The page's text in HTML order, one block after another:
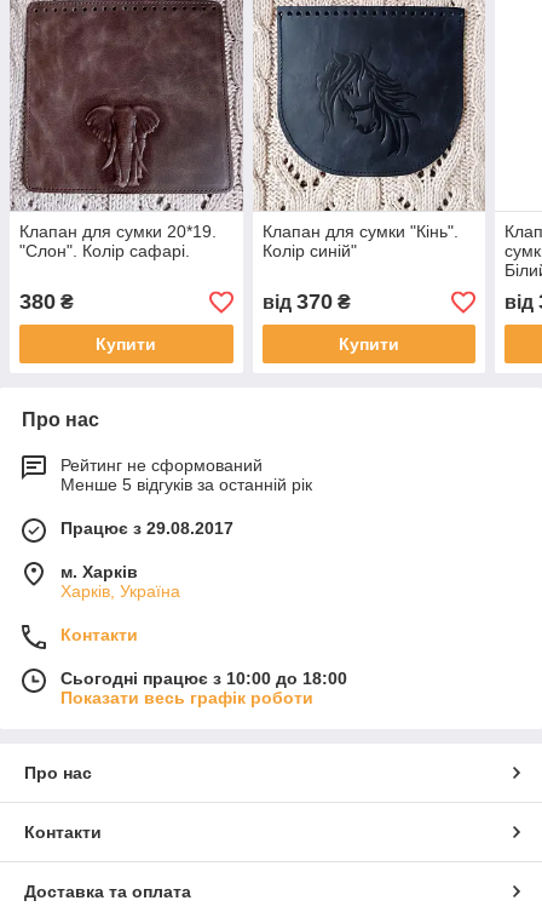
Клапан для сумки 20*19.
"Слон". Колір сафарі.
380 ₴
Купити
Клапан для сумки "Кiнь".
Колір синій"
від 370₴
Купити
від
Про нас
Рейтинг не сформований
Менше 5 відгуків за останній рік
Працює з 29.08.2017
м. Харків
Харків, Україна
Контакти
Сьогодні працює з 10:00 до 18:00
Показати весь графік роботи
Про нас
Контакти
Доставка та оплата